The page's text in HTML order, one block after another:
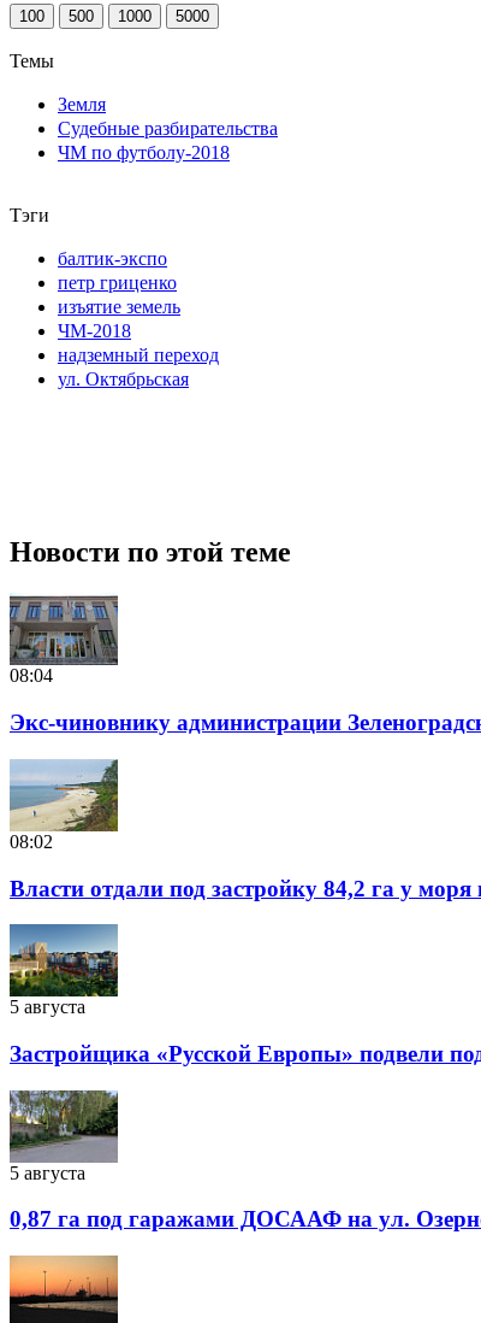
100 500 1000 5000
Темы
Земля
Судебные разбирательства
ЧМ по футболу-2018
Тэги
балтик-экспо
петр гриценко
изъятие земель
ЧМ-2018
надземный переход
ул. Октябрьская
Новости по этой теме
08:04
Экс-чиновнику администрации
08:02
Власти отдали под застройку 84,2 га у
5 августа
Застройщика «Русской Европы» подвели
5 августа
0,87 га под гаражами ДОСААФ на ул.